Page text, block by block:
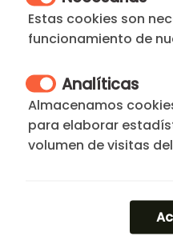
respaldado por
profesionales
Oficina principal:
Apartamentos
Estas cookies son
funcionamiento de
Analíticas
Almacenamos
para elaborar
volumen de visitas